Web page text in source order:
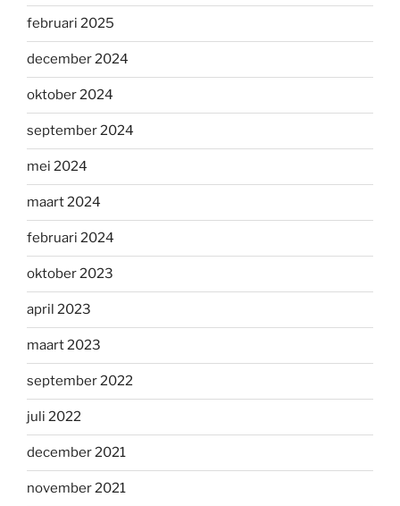
februari 2025
december 2024
oktober 2024
september 2024
mei 2024
maart 2024
februari 2024
oktober 2023
april 2023
maart 2023
september 2022
juli 2022
december 2021
november 2021